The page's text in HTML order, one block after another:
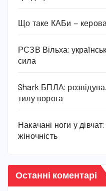
Що таке КАБи —
РСЗВ Вільха:
сила
Shark БПЛА:
тилу ворога
Накачані ноги у
жіночність
Останні коментарі